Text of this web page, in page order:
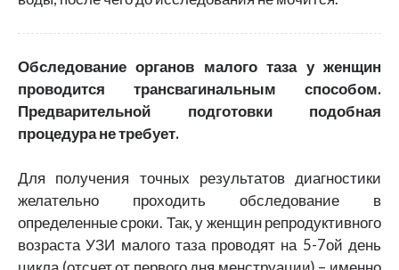
Обследование органов малого таза у женщин
проводится трансвагинальным способом.
Предварительной подготовки подобная
процедура не требует.
Для получения точных результатов диагностики
желательно проходить обследование в
определенные сроки. Так, у женщин репродуктивного
возраста УЗИ малого таза проводят на 5-7ой день